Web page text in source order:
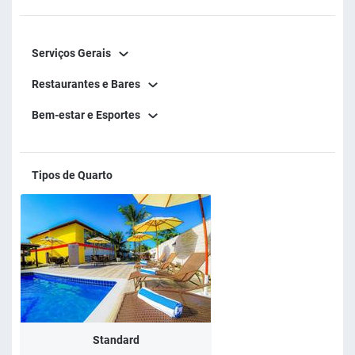
Serviços Gerais
Restaurantes e Bares
Bem-estar e Esportes
Tipos de Quarto
Standard